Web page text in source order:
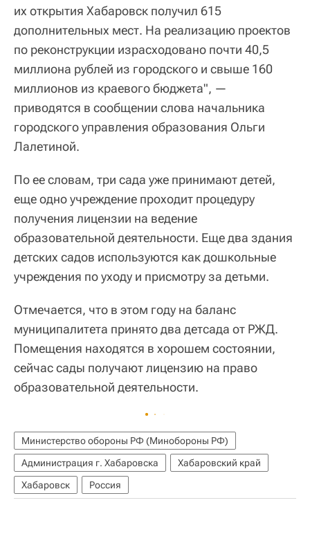
их открытия Хабаровск получил 615
дополнительных мест. На реализацию проектов
по реконструкции израсходовано почти 40,5
миллиона рублей из городского и свыше 160
миллионов из краевого бюджета", —
приводятся в сообщении слова начальника
городского управления образования Ольги
Лалетиной.
По ее словам, три сада уже принимают детей,
еще одно учреждение проходит процедуру
получения лицензии на ведение
образовательной деятельности. Еще два здания
детских садов используются как дошкольные
учреждения по уходу и присмотру за детьми.
Отмечается, что в этом году на баланс
муниципалитета принято два детсада от РЖД.
Помещения находятся в хорошем состоянии,
сейчас сады получают лицензию на право
образовательной деятельности.
Министерство обороны РФ (Минобороны РФ)
Администрация г. Хабаровска
Хабаровский край
Хабаровск
Россия